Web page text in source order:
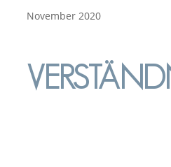
November 2020